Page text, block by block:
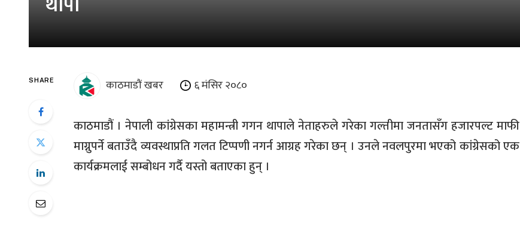
SHARE काठमाडौं खबर ६ मंसिर २०८०
काठमाडौं । नेपाली कांग्रेसका महामन्त्री गगन थापाले नेताहरुले गरेका गल्तीमा जनतासँग हजारपल्ट माफी
माग्नुपर्ने बताउँदै व्यवस्थाप्रति गलत टिप्पणी नगर्न आग्रह गरेका छन् । उनले नवलपुरमा भएको कांग्रेसको एक
कार्यक्रमलाई सम्बोधन गर्दै यस्तो बताएका हुन् ।